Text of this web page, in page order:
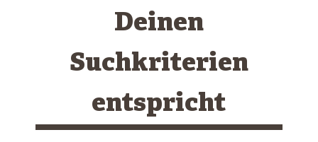
Deinen
Suchkriterien
entspricht